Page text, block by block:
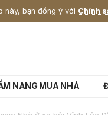
này, bạn đồng ý với Chính
NANG MUA NHÀ